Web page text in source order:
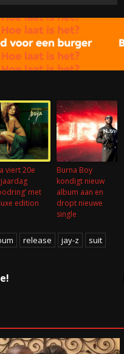
viert 20e
met
edition
Burna Boy
kondigt nieuw
album aan en
dropt nieuwe
single
release jay-z suit